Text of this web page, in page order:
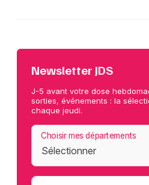
Newsletter JDS
J-5 avant votre dose
sorties, événements : la
chaque jeudi.
Choisir mes départements